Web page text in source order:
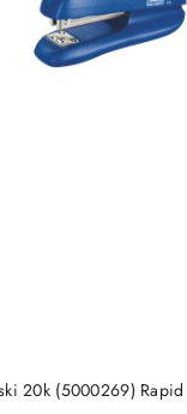
20k (5000269) Rapid